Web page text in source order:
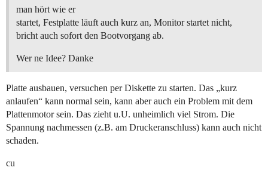
man hört wie er
startet, Festplatte läuft auch kurz an, Monitor startet nicht,
bricht auch sofort den Bootvorgang ab.
Wer ne Idee? Danke
Platte ausbauen, versuchen per Diskette zu starten. Das „kurz
anlaufen“ kann normal sein, kann aber auch ein Problem mit dem
Plattenmotor sein. Das zieht u.U. unheimlich viel Strom. Die
Spannung nachmessen (z.B. am Druckeranschluss) kann auch nicht
schaden.
cu